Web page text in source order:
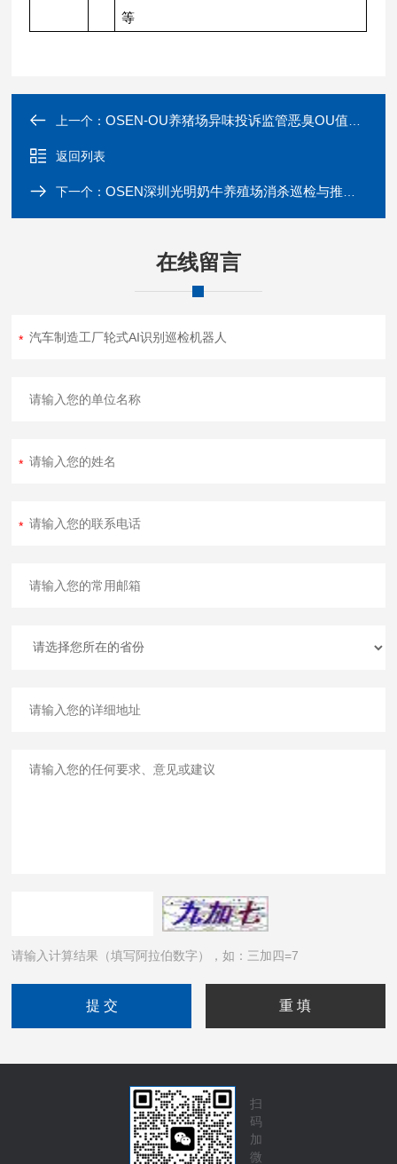
等
上一个：OSEN-OU养猪场异味投诉监管恶臭OU值实时监测设备
返回列表
下一个：OSEN深圳光明奶牛养殖场消杀巡检与推料机器人
在线留言
请输入计算结果（填写阿拉伯数字），如：三加四=7
扫
码
加
微